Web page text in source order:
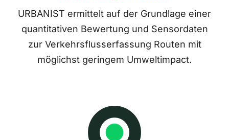
URBANIST ermittelt auf der Grundlage einer
quantitativen Bewertung und Sensordaten
zur Verkehrsflusserfassung Routen mit
möglichst geringem Umweltimpact.